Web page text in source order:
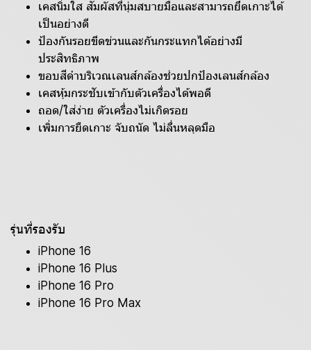
เคสนิ่มใส สัมผัสที่นุ่มสบายมือและสามารถยึดเกาะได้
เป็นอย่างดี
ป้องกันรอยขีดข่วนและกันกระแทกได้อย่างมี
ประสิทธิภาพ
ขอบสีดำบริเวณเลนส์กล้องช่วยปกป้องเลนส์กล้อง
เคสหุ้มกระชับเข้ากับตัวเครื่องได้พอดี
ถอด/ใส่ง่าย ตัวเครื่องไม่เกิดรอย
เพิ่มการยืดเกาะ จับถนัด ไม่ลื่นหลุดมือ
รุ่นที่รองรับ
iPhone 16
iPhone 16 Plus
iPhone 16 Pro
iPhone 16 Pro Max